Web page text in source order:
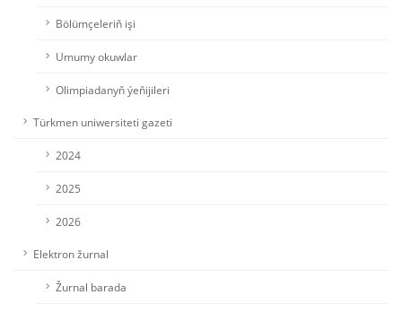
Bölümçeleriň işi
Umumy okuwlar
Olimpiadanyň ýeňijileri
Türkmen uniwersiteti gazeti
2024
2025
2026
Elektron žurnal
Žurnal barada